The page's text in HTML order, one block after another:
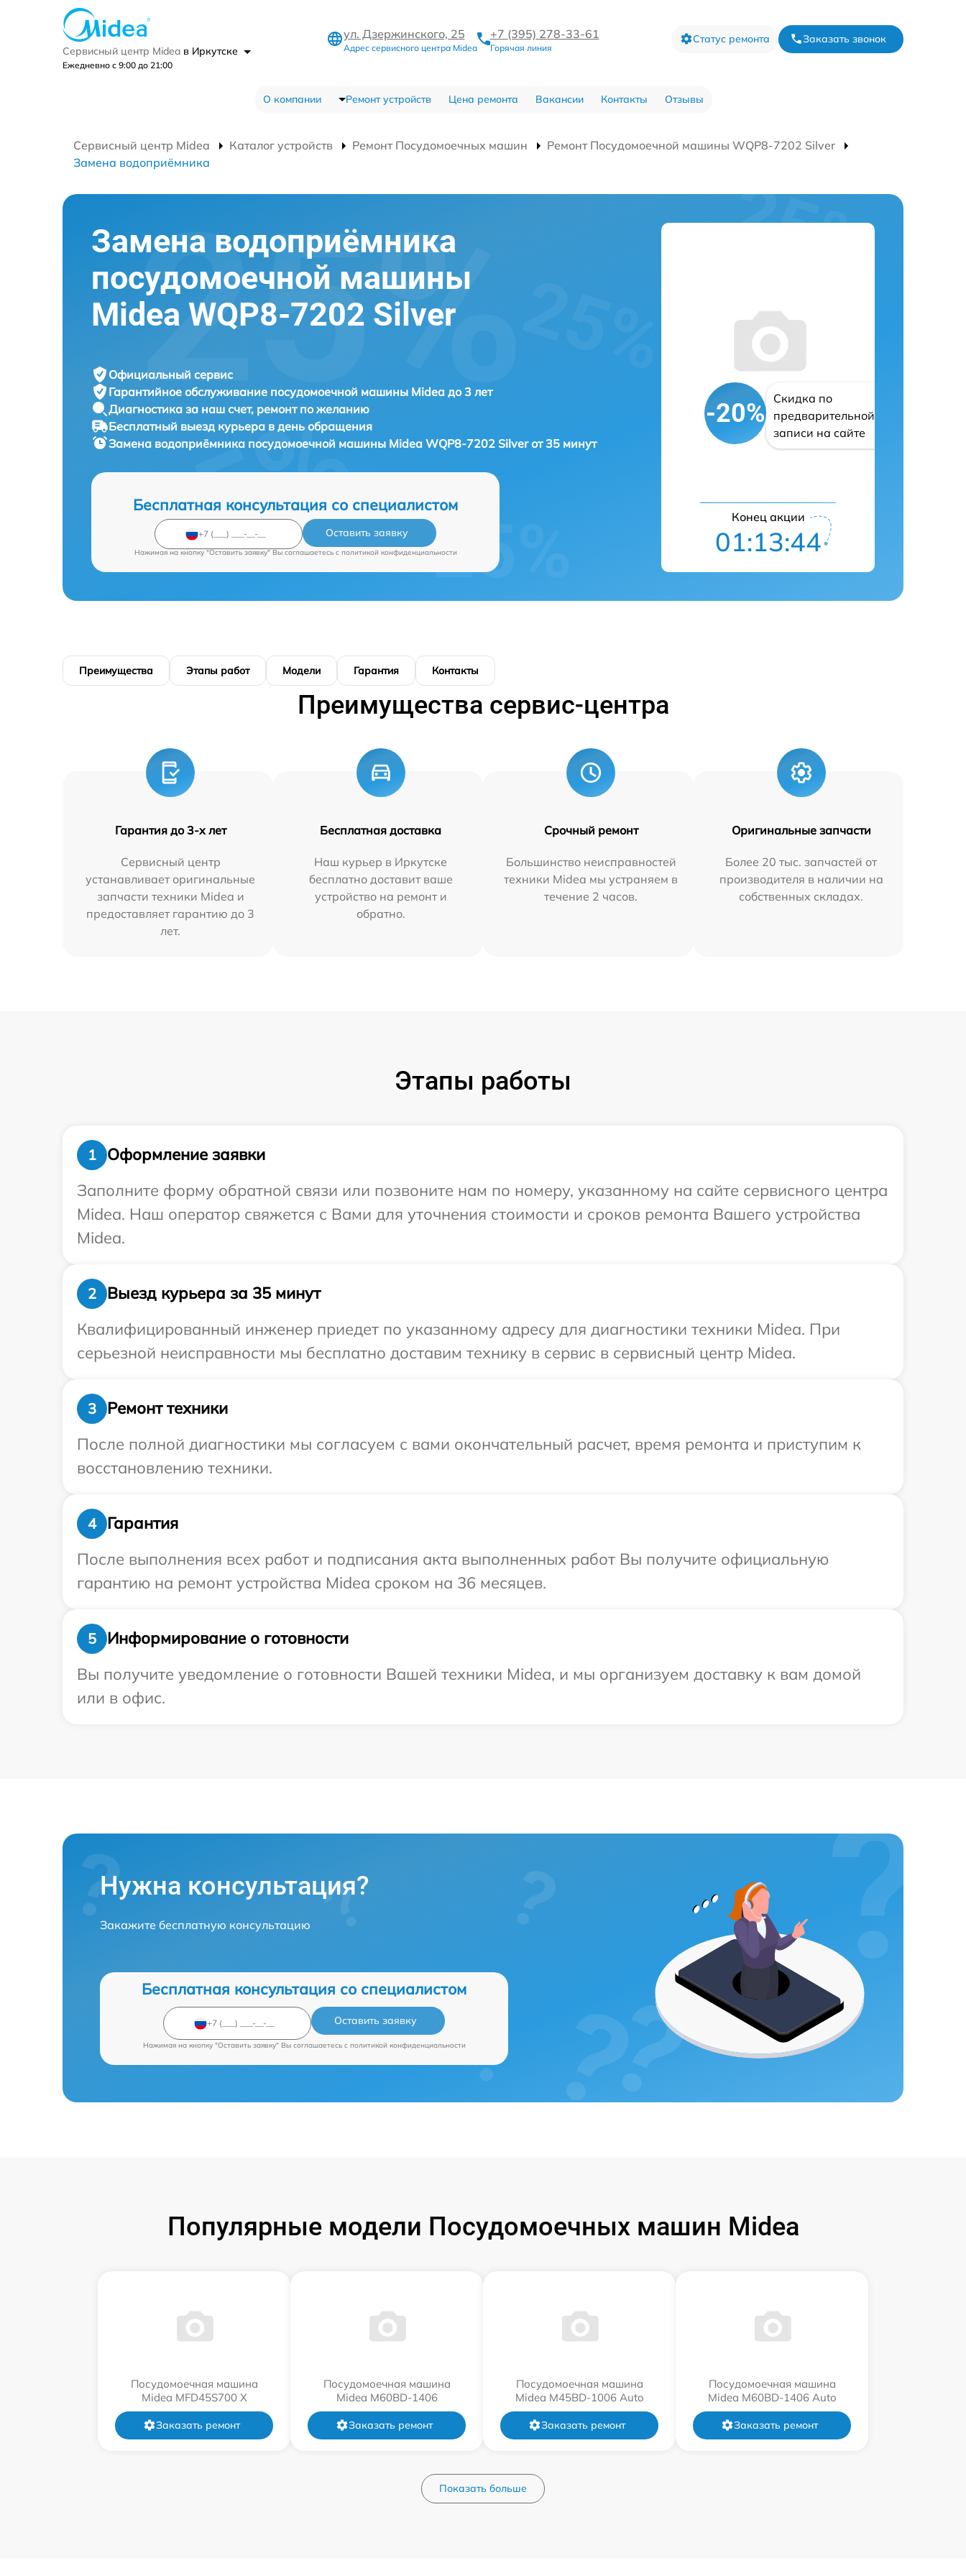
Сервисный центр Midea в Иркутске
Ежедневно с 9:00 до 21:00
ул. Дзержинского, 25
Адрес сервисного центра Midea
+7 (395) 278-33-61
Горячая линия
Статус ремонта Заказать звонок
О компании Ремонт устройств Цена ремонта Вакансии Контакты Отзывы
Сервисный центр Midea Каталог устройств Ремонт Посудомоечных машин
Ремонт Посудомоечной машины WQP8-7202 Silver
Замена водоприёмника
Замена водоприёмника
посудомоечной машины
Midea WQP8-7202 Silver
Официальный сервис
Гарантийное обслуживание посудомоечной машины Midea до 3 лет
Диагностика за наш счет, ремонт по желанию
Бесплатный выезд курьера в день обращения
Замена водоприёмника посудомоечной машины Midea WQP8-7202 Silver от 35 минут
Бесплатная консультация со специалистом
Оставить заявку
Нажимая на кнопку "Оставить заявку" Вы соглашаетесь c политикой конфиденциальности
-20%
Скидка по
предварительной
записи на сайте
Конец акции
01:13:43
Преимущества Этапы работ Модели Гарантия Контакты
Преимущества сервис-центра
Гарантия до 3-х лет
Сервисный центр
устанавливает оригинальные
запчасти техники Midea и
предоставляет гарантию до 3
лет.
Бесплатная доставка
Наш курьер в Иркутске
бесплатно доставит ваше
устройство на ремонт и
обратно.
Срочный ремонт
Большинство неисправностей
техники Midea мы устраняем в
течение 2 часов.
Оригинальные запчасти
Более 20 тыс. запчастей от
производителя в наличии на
собственных складах.
Этапы работы
1
Оформление заявки
Заполните форму обратной связи или позвоните нам по номеру, указанному на сайте сервисного центра
Midea. Наш оператор свяжется с Вами для уточнения стоимости и сроков ремонта Вашего устройства
Midea.
2
Выезд курьера за 35 минут
Квалифицированный инженер приедет по указанному адресу для диагностики техники Midea. При
серьезной неисправности мы бесплатно доставим технику в сервис в сервисный центр Midea.
3
Ремонт техники
После полной диагностики мы согласуем с вами окончательный расчет, время ремонта и приступим к
восстановлению техники.
4
Гарантия
После выполнения всех работ и подписания акта выполненных работ Вы получите официальную
гарантию на ремонт устройства Midea сроком на 36 месяцев.
5
Информирование о готовности
Вы получите уведомление о готовности Вашей техники Midea, и мы организуем доставку к вам домой
или в офис.
Нужна консультация?
Закажите бесплатную консультацию
Бесплатная консультация со специалистом
Оставить заявку
Нажимая на кнопку "Оставить заявку" Вы соглашаетесь c политикой конфиденциальности
Популярные модели Посудомоечных машин Midea
Посудомоечная машина
Midea MFD45S700 X
Заказать ремонт
Посудомоечная машина
Midea M60BD-1406
Заказать ремонт
Посудомоечная машина
Midea M45BD-1006 Auto
Заказать ремонт
Посудомоечная машина
Midea M60BD-1406 Auto
Заказать ремонт
Показать больше